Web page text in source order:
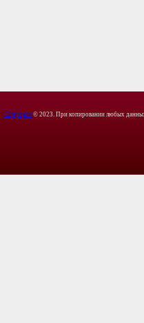
Copyright © 2023. При копировании любых данных